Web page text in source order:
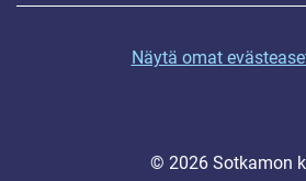
Näytä omat
© 2026 Sotkamon